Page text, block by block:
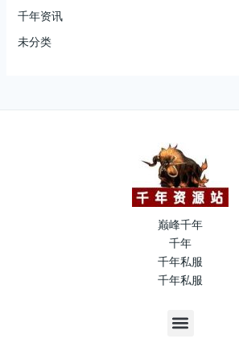
千年资讯
未分类
巅峰千年
千年
千年私服
千年私服
M
e